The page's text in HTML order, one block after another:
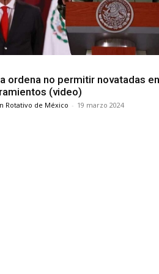
ordena no permitir novatadas en
(video)
Rotativo de México - 19 marzo 2024